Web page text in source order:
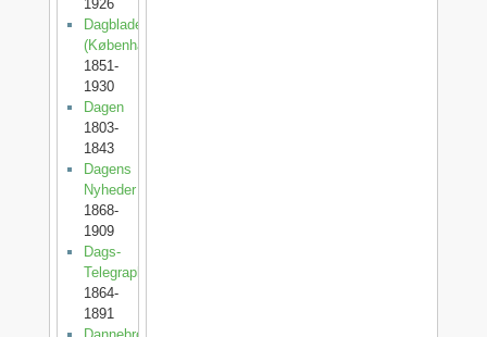
1926
Dagbladet
(København)
1851-
1930
Dagen
1803-
1843
Dagens
Nyheder
1868-
1909
Dags-
Telegraphen
1864-
1891